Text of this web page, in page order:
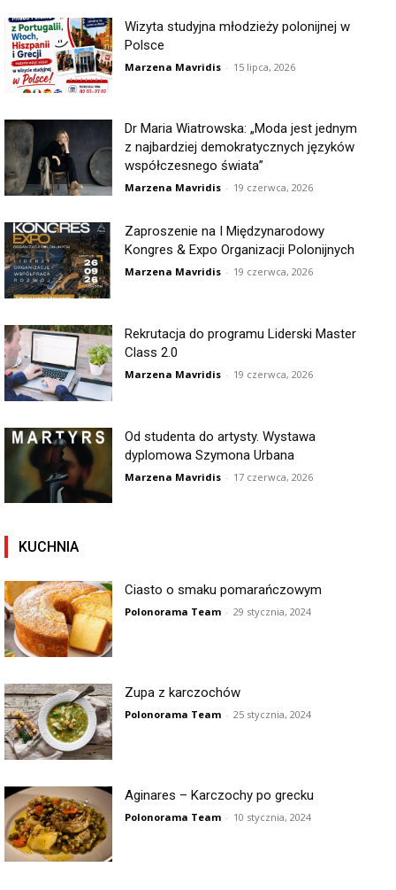
Wizyta studyjna młodzieży polonijnej w
Polsce
Marzena Mavridis - 15 lipca, 2026
Dr Maria Wiatrowska: „Moda jest jednym
z najbardziej demokratycznych języków
współczesnego świata”
Marzena Mavridis - 19 czerwca, 2026
Zaproszenie na I Międzynarodowy
Kongres & Expo Organizacji Polonijnych
Marzena Mavridis - 19 czerwca, 2026
Rekrutacja do programu Liderski Master
Class 2.0
Marzena Mavridis - 19 czerwca, 2026
Od studenta do artysty. Wystawa
dyplomowa Szymona Urbana
Marzena Mavridis - 17 czerwca, 2026
KUCHNIA
Ciasto o smaku pomarańczowym
Polonorama Team - 29 stycznia, 2024
Zupa z karczochów
Polonorama Team - 25 stycznia, 2024
Aginares – Karczochy po grecku
Polonorama Team - 10 stycznia, 2024